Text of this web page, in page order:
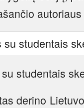
studentais
derino